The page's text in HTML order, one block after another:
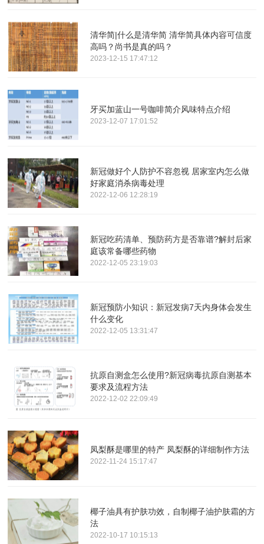
清华简|什么是清华简 清华简具体内容可信度
高吗？尚书是真的吗？
2023-12-15 17:47:12
牙买加蓝山一号咖啡简介风味特点介绍
2023-12-07 17:01:52
新冠做好个人防护不容忽视 居家室内怎么做
好家庭消杀病毒处理
2022-12-06 12:28:19
新冠吃药清单、预防药方是否靠谱?解封后家
庭该常备哪些药物
2022-12-05 23:19:03
新冠预防小知识：新冠发病7天内身体会发生
什么变化
2022-12-05 13:31:47
抗原自测盒怎么使用?新冠病毒抗原自测基本
要求及流程方法
2022-12-02 22:09:49
凤梨酥是哪里的特产 凤梨酥的详细制作方法
2022-11-24 15:17:47
椰子油具有护肤功效，自制椰子油护肤霜的方
法
2022-10-17 10:15:13